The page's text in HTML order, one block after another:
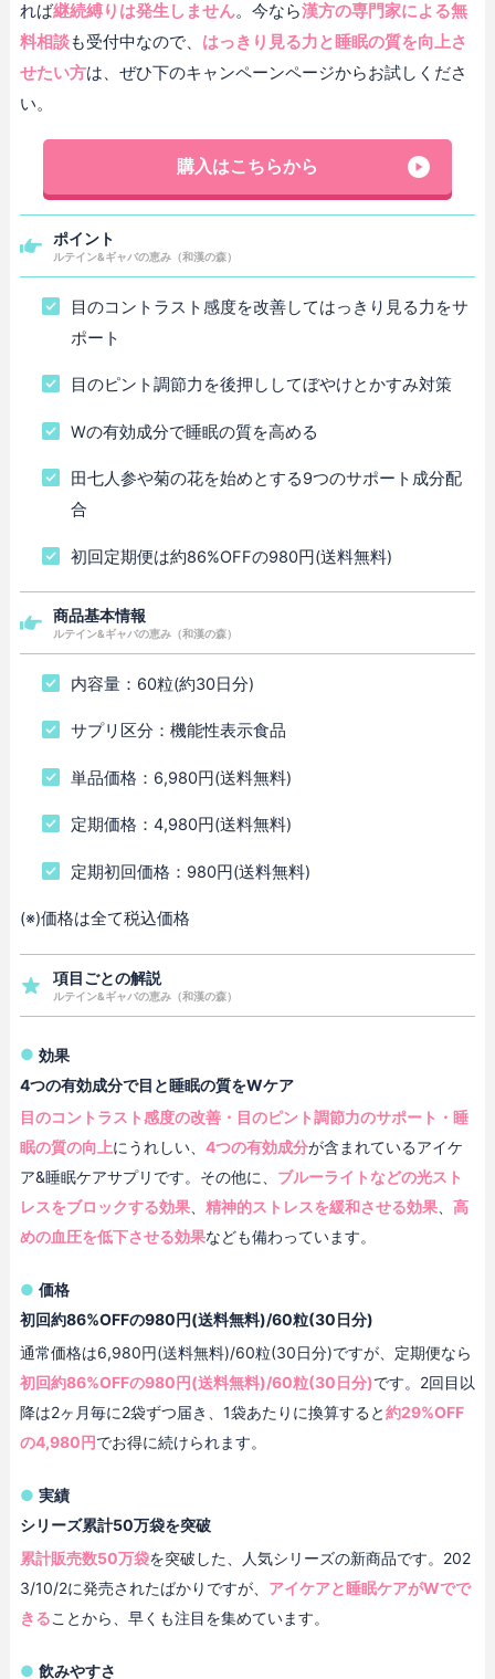
れば継続縛りは発生しません。今なら漢方の専門家による無
料相談も受付中なので、 はっきり見る力と睡眠の質を向上さ
せたい方は、ぜひ下のキャンペーンページからお試しくださ
い。
購入はこちらから
ポイント
ルテイン&ギャバの恵み（和漢の森）
目のコントラスト感度を改善してはっきり見る力をサ
ポート
目のピント調節力を後押ししてぼやけとかすみ対策
Wの有効成分で睡眠の質を高める
田七人参や菊の花を始めとする9つのサポート成分配
合
初回定期便は約86%OFFの980円(送料無料)
商品基本情報
ルテイン&ギャバの恵み（和漢の森）
内容量：60粒(約30日分)
サプリ区分：機能性表示食品
単品価格：6,980円(送料無料)
定期価格：4,980円(送料無料)
定期初回価格：980円(送料無料)
(※)価格は全て税込価格
項目ごとの解説
ルテイン&ギャバの恵み（和漢の森）
効果
4つの有効成分で目と睡眠の質をWケア
目のコントラスト感度の改善・目のピント調節力のサポート・睡
眠の質の向上にうれしい、 4つの有効成分が含まれているアイケ
ア&睡眠ケアサプリです。その他に、 ブルーライトなどの光スト
レスをブロックする効果、 精神的ストレスを緩和させる効果、 高
めの血圧を低下させる効果なども備わっています。
価格
初回約86%OFFの980円(送料無料)/60粒(30日分)
通常価格は6,980円(送料無料)/60粒(30日分)ですが、定期便なら
初回約86%OFFの980円(送料無料)/60粒(30日分)です。2回目以
降は2ヶ月毎に2袋ずつ届き、1袋あたりに換算すると約29%OFF
の4,980円でお得に続けられます。
実績
シリーズ累計50万袋を突破
累計販売数50万袋を突破した、人気シリーズの新商品です。202
3/10/2に発売されたばかりですが、 アイケアと睡眠ケアがWでで
きることから、早くも注目を集めています。
飲みやすさ